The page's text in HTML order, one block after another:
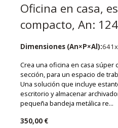
Oficina en casa,
compacto, An:
Dimensiones (An×P×Al):
Crea una oficina en casa súper
sección, para un espacio de
Una solución que incluye
escritorio y almacenar
pequeña bandeja metálica re...
350,00 €